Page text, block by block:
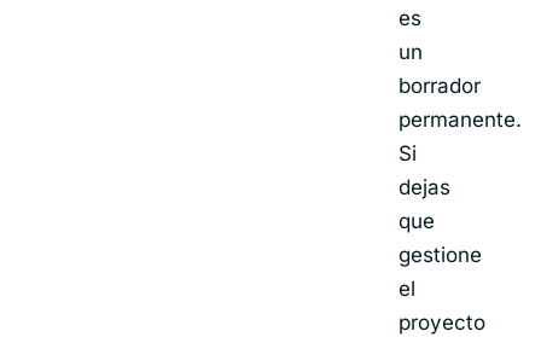
es
un
borrador
permanente.
Si
dejas
que
gestione
el
proyecto